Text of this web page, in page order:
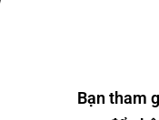
Bạn tham